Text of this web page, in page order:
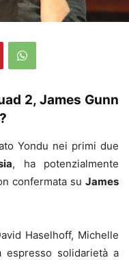
2, James Gunn
Yondu nei primi due
, ha potenzialmente
confermata su James
Haselhoff, Michelle
espresso solidarietà a